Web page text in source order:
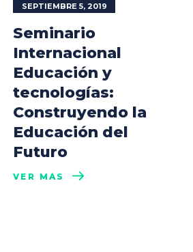
SEPTIEMBRE 5, 2019
Seminario
Internacional
Educación y
tecnologías:
Construyendo la
Educación del
Futuro
VER MÁS